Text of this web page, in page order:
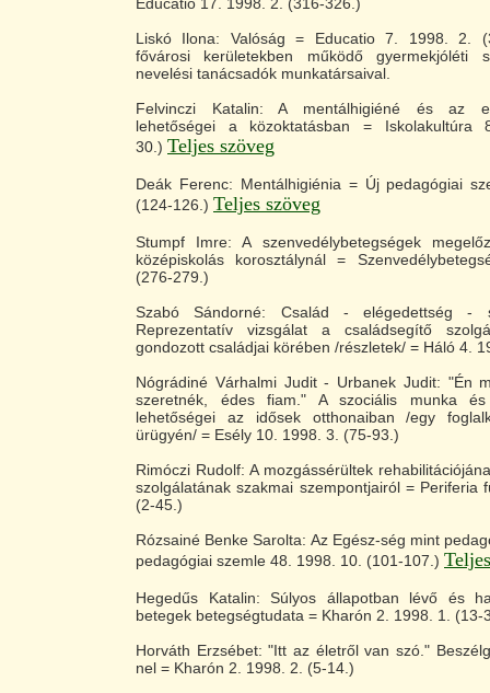
Liskó Ilona: Valóság = Educatio 7. 1998. 2.
fővárosi kerületekben működő gyermekjóléti
nevelési tanácsadók munkatársaival.
Felvinczi Katalin: A mentálhigiéné és az
lehetőségei a közoktatásban =
30.) Teljes szöveg
Deák Ferenc: Mentálhigiénia = Új pedagógiai
(124-126.) Teljes szöveg
Stumpf Imre: A szenvedélybetegségek
középiskolás korosztálynál =
(276-279.)
Szabó Sándorné: Család - elégedettség -
Reprezentatív vizsgálat a családsegítő
gondozott családjai körében /részletek/ = Háló 4.
Nógrádiné Várhalmi Judit - Urbanek Judit: "Én
szeretnék, édes fiam." A szociális munka
lehetőségei az idősek otthonaiban /egy
ürügyén/ = Esély 10. 1998. 3. (75-93.)
Rimóczi Rudolf: A mozgássérültek
szolgálatának szakmai szempontjairól = Periferia
(2-45.)
Rózsainé Benke Sarolta: Az Egész-ség mint
pedagógiai szemle 48. 1998. 10. (101-107.)
Hegedűs Katalin: Súlyos állapotban lévő és
betegek betegségtudata = Kharón 2. 1998. 1. (13-
Horváth Erzsébet: "Itt az életről van szó."
nel = Kharón 2. 1998. 2. (5-14.)